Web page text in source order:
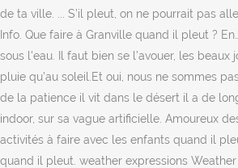
de ta ville. ... S’il pleut, on ne pourrait pas
Info. Que faire à Granville quand il pleut ?
sous l'eau. Il faut bien se l’avouer, les
pluie qu’au soleil.Et oui, nous ne sommes
de la patience il vit dans le désert il a de
indoor, sur sa vague artificielle. Amoureux
activités à faire avec les enfants quand il
quand il pleut. weather expressions